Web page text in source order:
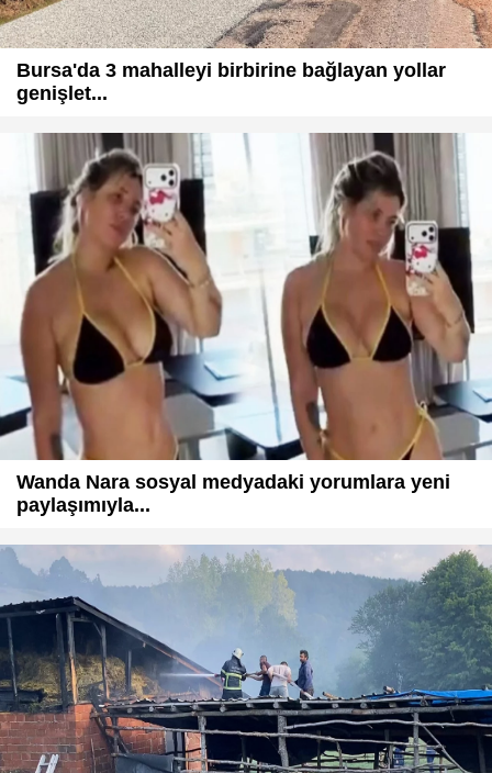
Bursa'da 3 mahalleyi birbirine bağlayan yollar
genişlet...
Wanda Nara sosyal medyadaki yorumlara yeni
paylaşımıyla...